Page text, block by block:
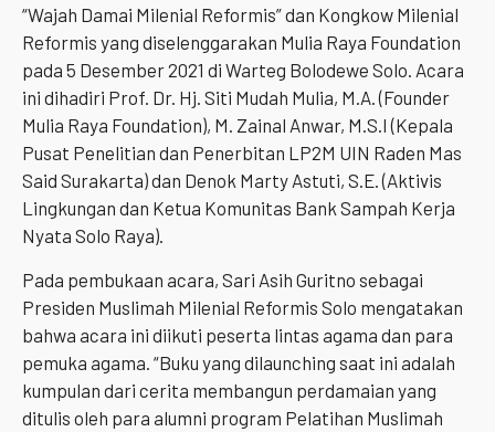
“Wajah Damai Milenial Reformis” dan Kongkow Milenial
Reformis yang diselenggarakan Mulia Raya Foundation
pada 5 Desember 2021 di Warteg Bolodewe Solo. Acara
ini dihadiri Prof. Dr. Hj. Siti Mudah Mulia, M.A. (Founder
Mulia Raya Foundation), M. Zainal Anwar, M.S.I (Kepala
Pusat Penelitian dan Penerbitan LP2M UIN Raden Mas
Said Surakarta) dan Denok Marty Astuti, S.E. (Aktivis
Lingkungan dan Ketua Komunitas Bank Sampah Kerja
Nyata Solo Raya).
Pada pembukaan acara, Sari Asih Guritno sebagai
Presiden Muslimah Milenial Reformis Solo mengatakan
bahwa acara ini diikuti peserta lintas agama dan para
pemuka agama. “Buku yang dilaunching saat ini adalah
kumpulan dari cerita membangun perdamaian yang
ditulis oleh para alumni program Pelatihan Muslimah